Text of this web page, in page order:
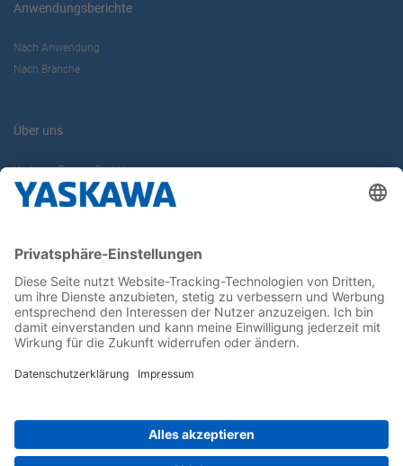
Anwendungsberichte
Nach Anwendung
Nach Branche
Über uns
Yaskawa Europe GmbH
Karriere
Newsletter
Follow us on...